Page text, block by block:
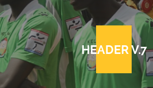
HEADER V.7